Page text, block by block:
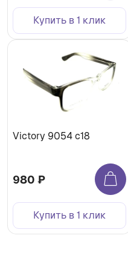
Купить в 1 клик
Victory 9054 c18
980 ₽
Купить в 1 клик